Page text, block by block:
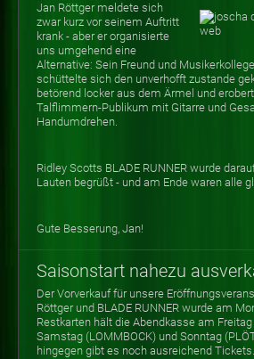
Jan Röttger meldete sich
zwar kurz vor seinem Auftritt
krank - aber er organisierte
uns umgehend eine
Alternative: Sein Freund und Musikerkollege
schüttelte sich den unverhofft zustande
betörend locker aus dem Ärmel und
Talflimmern-Publikum mit Gitarre und
Handumdrehen.
Ridley Scotts BLADE RUNNER wurde
Lauten begrüßt - und am Ende waren alle
Gute Besserung, Jan!
Saisonstart nahezu
Der Vorverkauf für unsere
Röttger und BLADE RUNNER wurde am
Restkarten hält die Abendkasse am
Samstag (LOMMBOCK) und Sonntag
hingegen gibt es noch ausreichend Tickets.